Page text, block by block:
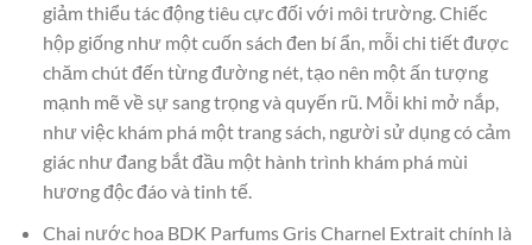
giảm thiểu tác động tiêu cực đối với môi trường. Chiếc
hộp giống như một cuốn sách đen bí ẩn, mỗi chi tiết được
chăm chút đến từng đường nét, tạo nên một ấn tượng
mạnh mẽ về sự sang trọng và quyến rũ. Mỗi khi mở nắp,
như việc khám phá một trang sách, người sử dụng có cảm
giác như đang bắt đầu một hành trình khám phá mùi
hương độc đáo và tinh tế.
Chai nước hoa BDK Parfums Gris Charnel Extrait chính là